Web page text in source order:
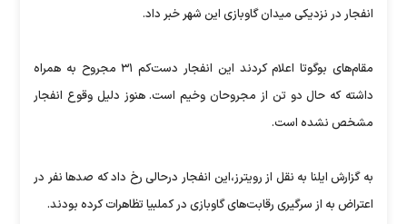
انفجار در نزدیکی میدان گاو‌بازی این شهر خبر داد.
مقام‌های بوگوتا اعلام کردند این انفجار دست‌کم ۳۱ مجروح به همراه
داشته که حال دو تن از مجروحان وخیم است. هنوز دلیل وقوع انفجار
مشخص نشده است.
به گزارش ایلنا به نقل از رویترز،این انفجار درحالی رخ داد که صدها نفر در
اعتراض به از سرگیری رقابت‌های گاوبازی در کملبیا تظاهرات کرده بودند.